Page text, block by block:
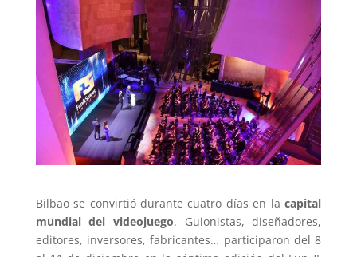
Bilbao se convirtió durante cuatro días en lacapital
mundial del videojuego. Guionistas, diseñadores,
editores, inversores, fabricantes… participaron del 8